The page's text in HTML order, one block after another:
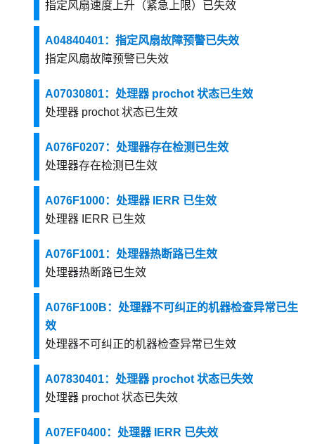
指定风扇速度上升（紧急上限）已失效
A04840401：指定风扇故障预警已失效
指定风扇故障预警已失效
A07030801：处理器 prochot 状态已生效
处理器 prochot 状态已生效
A076F0207：处理器存在检测已生效
处理器存在检测已生效
A076F1000：处理器 IERR 已生效
处理器 IERR 已生效
A076F1001：处理器热断路已生效
处理器热断路已生效
A076F100B：处理器不可纠正的机器检查异常已生
效
处理器不可纠正的机器检查异常已生效
A07830401：处理器 prochot 状态已失效
处理器 prochot 状态已失效
A07EF0400：处理器 IERR 已失效